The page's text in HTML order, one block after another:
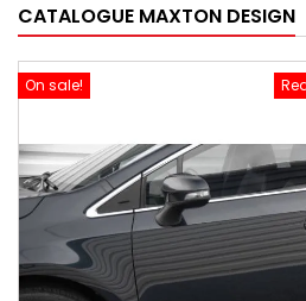
CATALOGUE MAXTON DESIGN
On sale!